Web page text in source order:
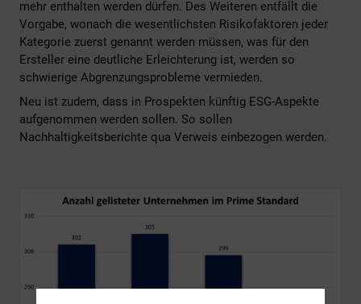
mehr enthalten werden dürfen. Des Weiteren entfällt die
Vorgabe, wonach die wesentlichsten Risikofaktoren jeder
Kategorie zuerst genannt werden müssen, was für den
Ersteller eine deutliche Erleichterung ist, werden so
schwierige Abgrenzungsprobleme vermieden.
Neu ist zudem, dass in Prospekten künftig ESG-Aspekte
aufgenommen werden sollen. So sollen
Nachhaltigkeitsberichte qua Verweis einbezogen werden.